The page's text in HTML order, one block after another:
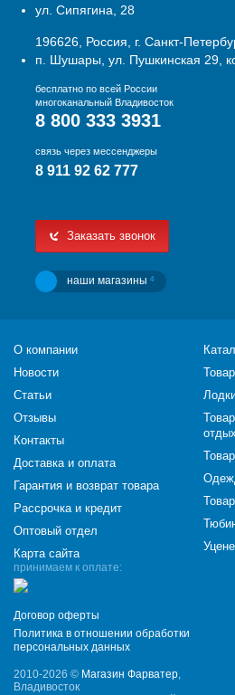
ул. Сипягина, 28
196626, Россия, г. Санкт-
п. Шушары, ул. Пушкинская 29,
бесплатно по всей России
многоканальный Владивосток
8 800 333 3931
связь через мессенджеры
8 911 92 62 777
Заказать звонок
наши магазины 4
принимаем к оплате:
Договор оферты
Политика в отношении обработки
персональных данных
2010-2026 © Магазин Фарватер,
Владивосток
О компании
Новости
Статьи
Отзывы
Контакты
Доставка и оплата
Гарантия и возврат товара
Рассрочка и кредит
Оптовый отдел
Карта сайта